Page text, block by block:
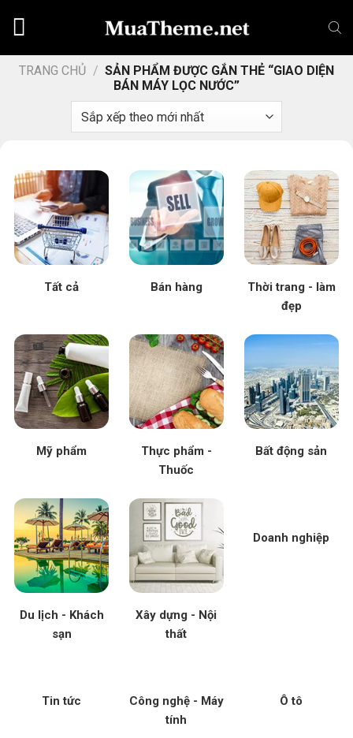
dungTRANG CHỦ / SẢN PHẨM ĐƯỢC GẮN THẺ “GIAO DIỆN
BÁN MÁY LỌC NƯỚC”
Tất cả Bán hàng
Thời trang - làm
đẹp
Mỹ phẩm
Thực phẩm -
Thuốc
Bất động sản
Du lịch - Khách
sạn
Xây dựng - Nội
thất
Doanh nghiệp
Tin tức
Công nghệ - Máy
tính
Ô tô